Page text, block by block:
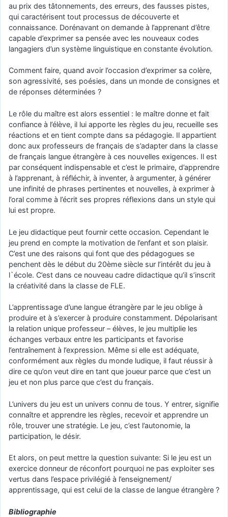
au prix des tâtonnements, des erreurs, des fausses pistes,
qui caractérisent tout processus de découverte et
connaissance. Dorénavant on demande à l’apprenant d’être
capable d’exprimer sa pensée avec les nouveaux codes
langagiers d’un système linguistique en constante évolution.
Comment faire, quand avoir l’occasion d’exprimer sa colère,
son agressivité, ses poésies, dans un monde de consignes et
de réponses déterminées ?
Le rôle du maître est alors essentiel : le maître donne et fait
confiance à l’élève, il lui apporte les règles du jeu, recueille ses
réactions et en tient compte dans sa pédagogie. Il appartient
donc aux professeurs de français de s’adapter dans la classe
de français langue étrangère à ces nouvelles exigences. Il est
par conséquent indispensable et c’est le primaire, d’apprendre
à l’apprenant, à réfléchir, à inventer, à argumenter, à générer
une infinité de phrases pertinentes et nouvelles, à exprimer à
l’oral comme à l’écrit ses propres réflexions dans un style qui
lui est propre.
Le jeu didactique peut fournir cette occasion. Cependant le
jeu prend en compte la motivation de l’enfant et son plaisir.
C’est une des raisons qui font que des pédagogues se
penchent dès le début du 20ème siècle sur l’intérêt du jeu à
l`école. C’est dans ce nouveau cadre didactique qu’il s’inscrit
la créativité dans la classe de FLE.
L’apprentissage d’une langue étrangère par le jeu oblige à
produire et à s’exercer à produire constamment. Dépolarisant
la relation unique professeur – élèves, le jeu multiplie les
échanges verbaux entre les participants et favorise
l’entraînement à l’expression. Même si elle est adéquate,
conformément aux règles du monde ludique, il faut réussir à
dire ce qu’on veut dire en tant que joueur parce que c’est un
jeu et non plus parce que c’est du français.
L’univers du jeu est un univers connu de tous. Y entrer, signifie
connaître et apprendre les règles, recevoir et apprendre un
rôle, trouver une stratégie. Le jeu, c’est l’autonomie, la
participation, le désir.
Et alors, on peut mettre la question suivante: Si le jeu est un
exercice donneur de réconfort pourquoi ne pas exploiter ses
vertus dans l’espace privilégié à l’enseignement/
apprentissage, qui est celui de la classe de langue étrangère ?
Bibliographie